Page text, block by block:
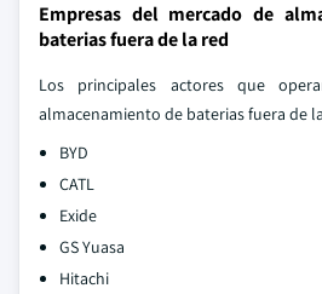
Empresas del mercado de
baterias fuera de la red
Los principales actores que
almacenamiento de baterias fuera de
BYD
CATL
Exide
GS Yuasa
Hitachi